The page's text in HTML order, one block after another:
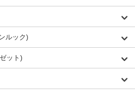
ルック)
ット)